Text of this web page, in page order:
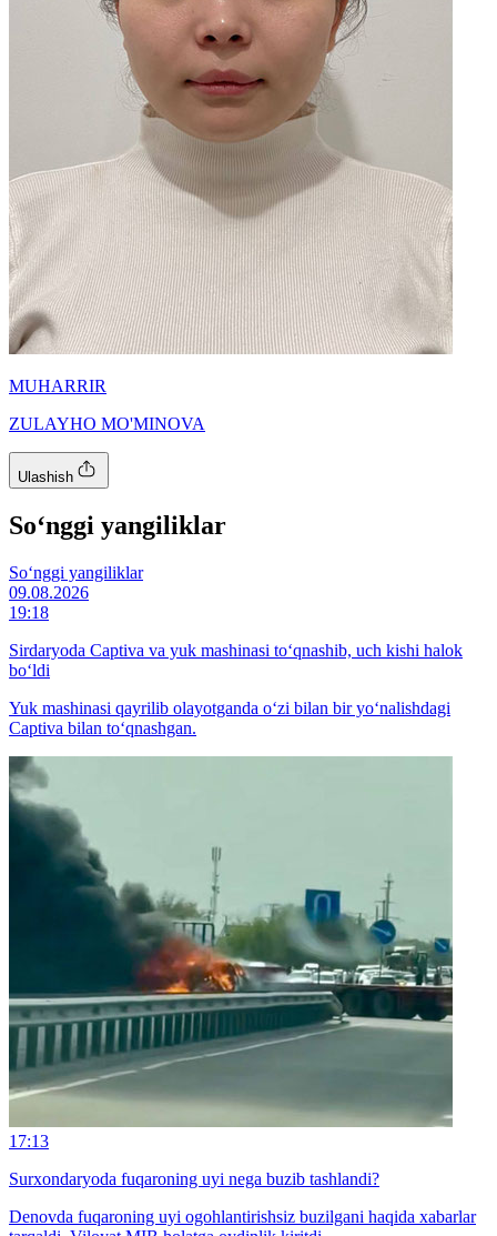
MUHARRIR
ZULAYHO MO'MINOVA
Ulashish
So‘nggi yangiliklar
So‘nggi yangiliklar
09.08.2026
19:18
Sirdaryoda Captiva va yuk mashinasi to‘qnashib, uch kishi halok
bo‘ldi
Yuk mashinasi qayrilib olayotganda o‘zi bilan bir yo‘nalishdagi
Captiva bilan to‘qnashgan.
17:13
Surxondaryoda fuqaroning uyi nega buzib tashlandi?
Denovda fuqaroning uyi ogohlantirishsiz buzilgani haqida xabarlar